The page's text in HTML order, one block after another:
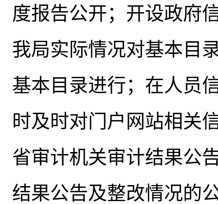
度报告公开；开设政府
我局实际情况对基本目
基本目录进行； 在人员
时及时对门户网站相关
省审计机关审计结果公
结果公告及整改情况的